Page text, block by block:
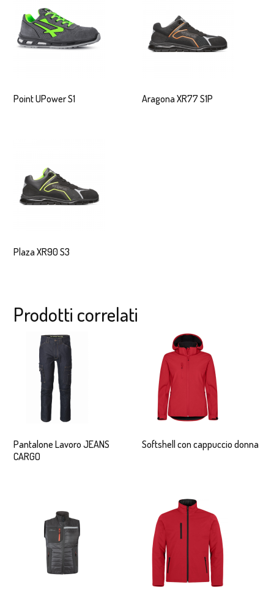
Point UPower S1 Aragona XR77 S1P
Plaza XR90 S3
Prodotti correlati
Pantalone Lavoro JEANS
CARGO
Softshell con cappuccio donna